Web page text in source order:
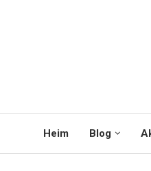
Heim Blog